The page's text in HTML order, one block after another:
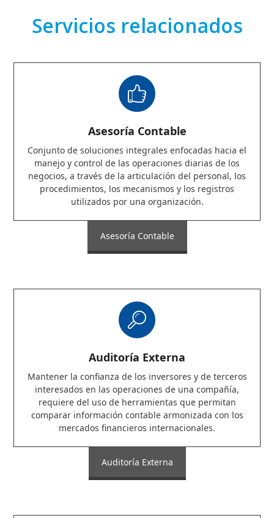
Servicios relacionados
Asesoría Contable
Conjunto de soluciones integrales enfocadas hacia el
manejo y control de las operaciones diarias de los
negocios, a través de la articulación del personal, los
procedimientos, los mecanismos y los registros
utilizados por una organización.
Asesoría Contable
Auditoría Externa
Mantener la confianza de los inversores y de terceros
interesados en las operaciones de una compañía,
requiere del uso de herramientas que permitan
comparar información contable armonizada con los
mercados financieros internacionales.
Auditoría Externa